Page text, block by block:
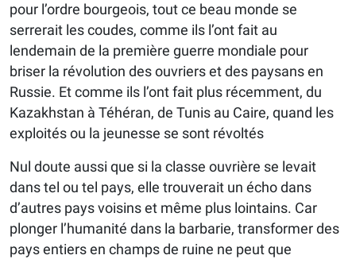
pour l’ordre bourgeois, tout ce beau monde se
serrerait les coudes, comme ils l’ont fait au
lendemain de la première guerre mondiale pour
briser la révolution des ouvriers et des paysans en
Russie. Et comme ils l’ont fait plus récemment, du
Kazakhstan à Téhéran, de Tunis au Caire, quand les
exploités ou la jeunesse se sont révoltés
Nul doute aussi que si la classe ouvrière se levait
dans tel ou tel pays, elle trouverait un écho dans
d’autres pays voisins et même plus lointains. Car
plonger l’humanité dans la barbarie, transformer des
pays entiers en champs de ruine ne peut que